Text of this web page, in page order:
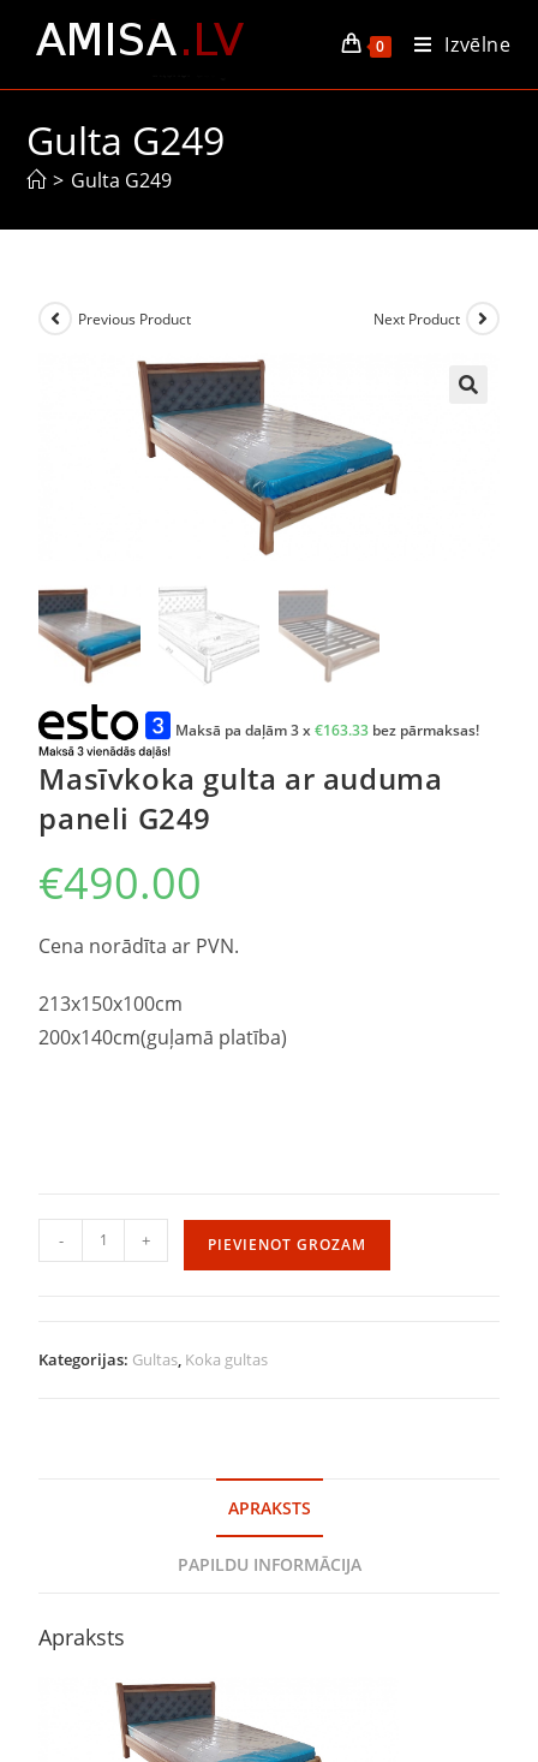
0 Izvēlne
Gulta G249
> Gulta G249
Previous Product Next Product
Maksā pa daļām 3 x€163.33 bez pārmaksas!
Masīvkoka gulta ar auduma
paneli G249
€490.00
Cena norādīta ar PVN.
213x150x100cm
200x140cm(guļamā platība)
- + PIEVIENOT GROZAM
Kategorijas: Gultas Koka gultas
APRAKSTS
PAPILDU INFORMĀCIJA
Apraksts